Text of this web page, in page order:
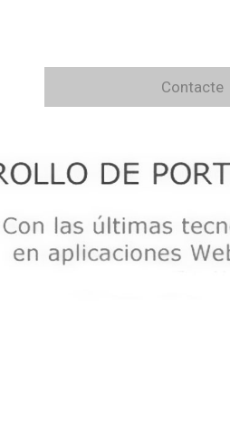
Contacte